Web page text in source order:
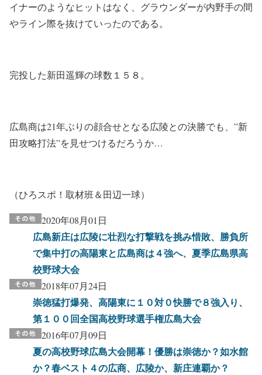
イナーのようなヒットはなく、グラウンダーが内野手の間
やライン際を抜けていったのである。
完投した新田遥輝の球数１５８。
広島商は21年ぶりの顔合せとなる広陵との決勝でも、”新
田攻略打法”を見せつけるだろうか…
（ひろスポ！取材班＆田辺一球）
2020年08月01日
広島新庄は広陵に壮烈な打撃戦を挑み惜敗、勝負所
で集中打の高陽東と広島商は４強へ、夏季広島県高
校野球大会
2018年07月24日
崇徳猛打爆発、高陽東に１０対０快勝で８強入り、
第１００回全国高校野球選手権広島大会
2016年07月09日
夏の高校野球広島大会開幕！優勝は崇徳か？如水館
か？春ベスト４の広商、広陵か、新庄連覇か？